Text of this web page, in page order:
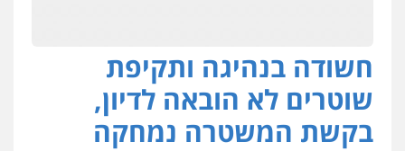
עו"ד משה פלמור
פלילי כלכלי צווארון לבן עורכי דין לענייני
אסירים
0549732303
חשודה בנהיגה ותקיפת
שוטרים לא הובאה לדיון,
בקשת המשטרה נמחקה